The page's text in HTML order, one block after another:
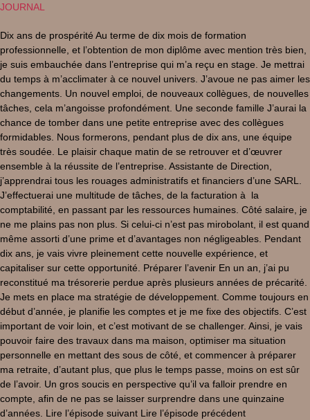
JOURNAL
Dix ans de prospérité Au terme de dix mois de formation
professionnelle, et l’obtention de mon diplôme avec mention très bien,
je suis embauchée dans l’entreprise qui m’a reçu en stage. Je mettrai
du temps à m’acclimater à ce nouvel univers. J’avoue ne pas aimer les
changements. Un nouvel emploi, de nouveaux collègues, de nouvelles
tâches, cela m’angoisse profondément. Une seconde famille J’aurai la
chance de tomber dans une petite entreprise avec des collègues
formidables. Nous formerons, pendant plus de dix ans, une équipe
très soudée. Le plaisir chaque matin de se retrouver et d’œuvrer
ensemble à la réussite de l’entreprise. Assistante de Direction,
j’apprendrai tous les rouages administratifs et financiers d’une SARL.
J’effectuerai une multitude de tâches, de la facturation à la
comptabilité, en passant par les ressources humaines. Côté salaire, je
ne me plains pas non plus. Si celui-ci n’est pas mirobolant, il est quand
même assorti d’une prime et d’avantages non négligeables. Pendant
dix ans, je vais vivre pleinement cette nouvelle expérience, et
capitaliser sur cette opportunité. Préparer l’avenir En un an, j’ai pu
reconstitué ma trésorerie perdue après plusieurs années de précarité.
Je mets en place ma stratégie de développement. Comme toujours en
début d’année, je planifie les comptes et je me fixe des objectifs. C’est
important de voir loin, et c’est motivant de se challenger. Ainsi, je vais
pouvoir faire des travaux dans ma maison, optimiser ma situation
personnelle en mettant des sous de côté, et commencer à préparer
ma retraite, d’autant plus, que plus le temps passe, moins on est sûr
de l’avoir. Un gros soucis en perspective qu’il va falloir prendre en
compte, afin de ne pas se laisser surprendre dans une quinzaine
d’années. Lire l’épisode suivant Lire l’épisode précédent